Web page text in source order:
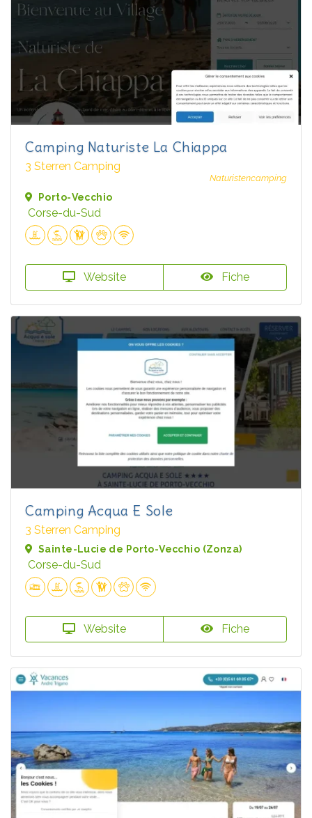
Camping Naturiste La Chiappa
3 Sterren Camping
Naturistencamping
Porto-Vecchio
Corse-du-Sud
Website Fiche
Camping Acqua E Sole
3 Sterren Camping
Sainte-Lucie de Porto-Vecchio (Zonza)
Corse-du-Sud
Website Fiche